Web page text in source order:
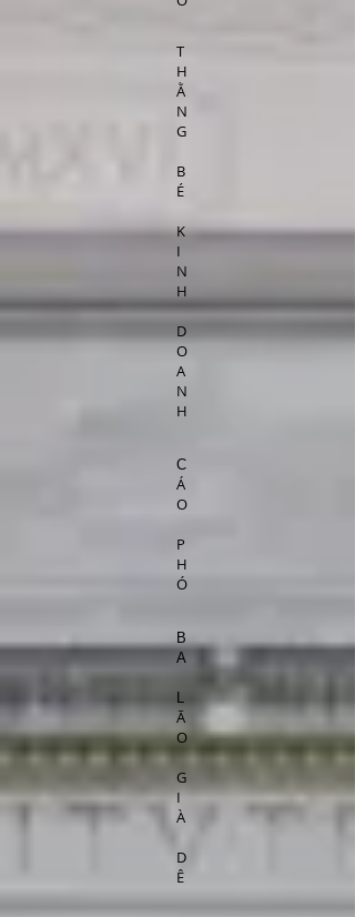
T
H
Ằ
N
G
B
É
K
I
N
H
D
O
A
N
H
C
Á
O
P
H
Ó
B
A
L
Ã
O
G
I
À
D
Ê